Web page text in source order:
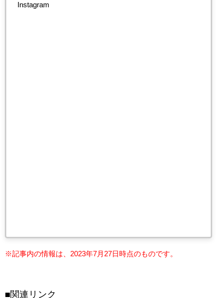
Instagram
※記事内の情報は、2023年7月27 日時点のものです。
■関連リンク